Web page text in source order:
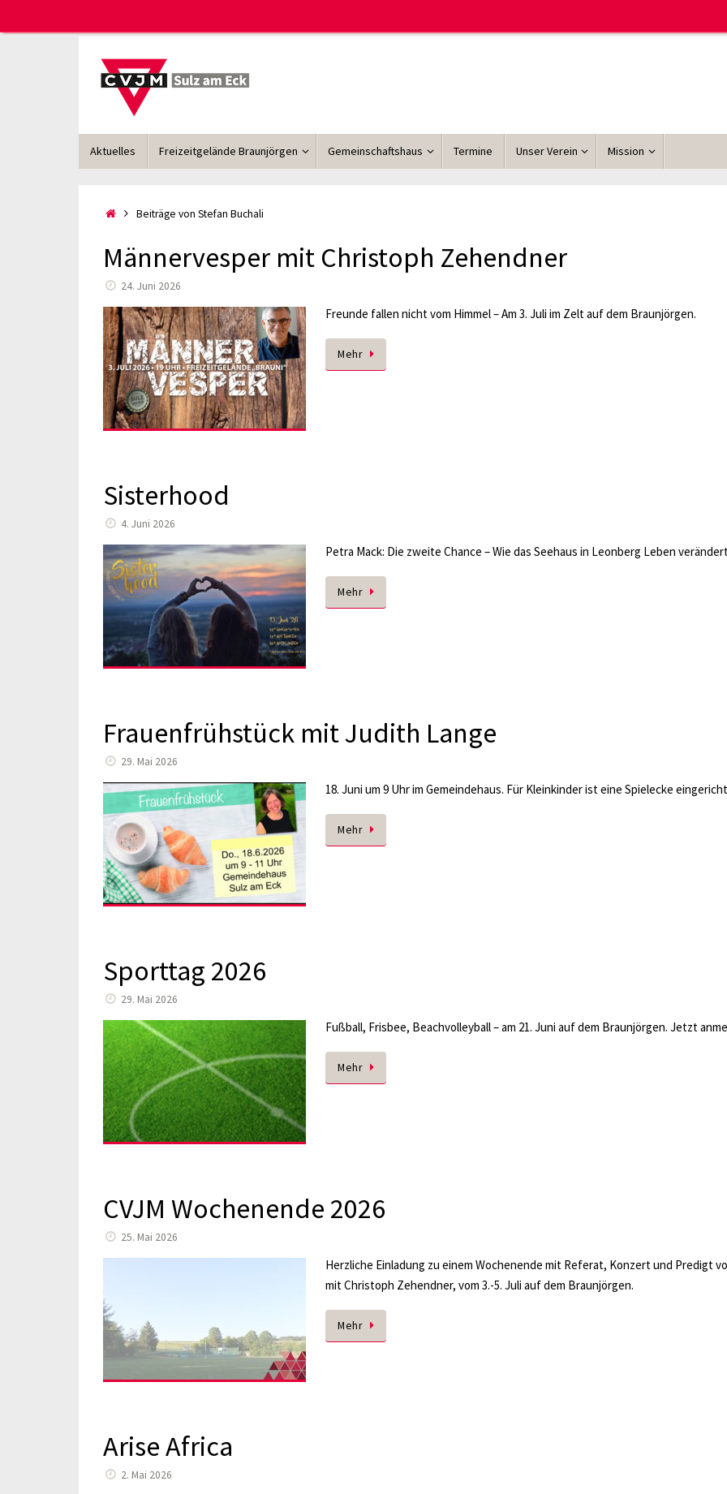
Inhalt
Inhalt
Aktuelles Freizeitgelände Braunjörgen Gemeinschaftshaus Termine Unser Verein Mission
StartBeiträge von Stefan Buchali
Männervesper mit Christoph Zehendner
24. Juni 2026
Freunde fallen nicht vom Himmel – Am 3. Juli im Zelt auf dem Braunjörgen.
Mehr
Sisterhood
4. Juni 2026
Petra Mack: Die zweite Chance – Wie das Seehaus in Leonberg Leben
Mehr
Frauenfrühstück mit Judith Lange
29. Mai 2026
18. Juni um 9 Uhr im Gemeindehaus. Für Kleinkinder ist eine Spielecke
Mehr
Sporttag 2026
29. Mai 2026
Fußball, Frisbee, Beachvolleyball – am 21. Juni auf dem Braunjörgen. Jetzt
Mehr
CVJM Wochenende 2026
25. Mai 2026
Herzliche Einladung zu einem Wochenende mit Referat, Konzert und Predigt
mit Christoph Zehendner, vom 3.-5. Juli auf dem Braunjörgen.
Mehr
Arise Africa
2. Mai 2026